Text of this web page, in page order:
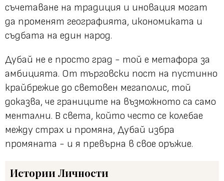
съчетаване на традиция и иновация могат
да променят географията, икономиката и
съдбата на един народ.
Дубай не е просто град - той е метафора за
амбицията. От търговски пост на пустинно
крайбрежие до световен мегаполис, той
доказва, че границите на възможното са само
ментални. В света, който често се колебае
между страх и промяна, Дубай избра
промяната - и я превърна в свое оръжие.
ИсторииЛичности